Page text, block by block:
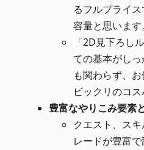
るフルプライ
容量と思います
「2D見下ろし
ての基本がし
も関わらず、
ビックリのコス
豊富なやりこみ要素
クエスト、ス
レードが豊富